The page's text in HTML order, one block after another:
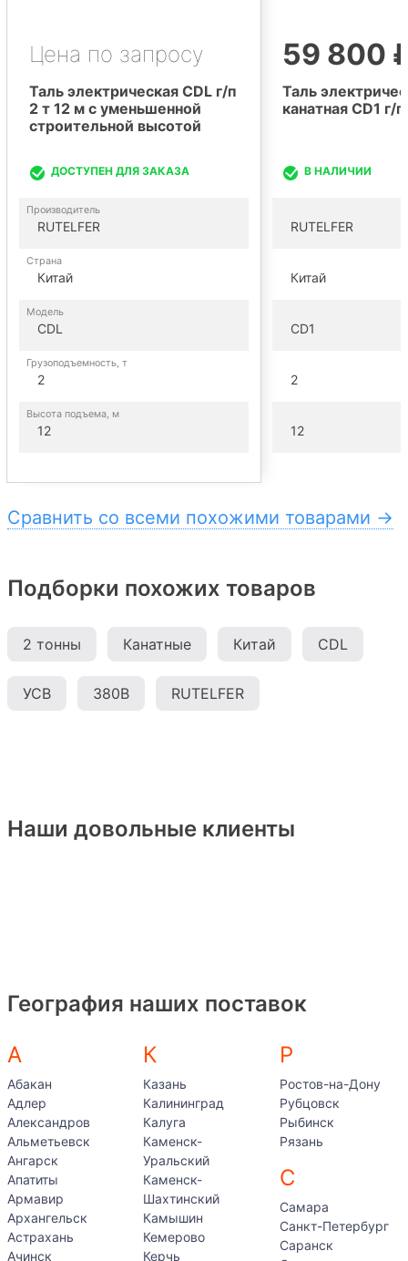
Таль электрическая CDL г/п
2 т 12 м с уменьшенной
строительной высотой
ДОСТУПЕН ДЛЯ ЗАКАЗА
Цена по запросу
Производитель
RUTELFER
Страна
Китай
Модель
CDL
Грузоподъемность, т
2
Высота подъема, м
12
Таль
канатная CD1 г/
В НАЛИЧИИ
59 800
RUTELFER
Китай
CD1
2
12
Сравнить со всеми похожими товарами →
Подборки похожих товаров
2 тонны Канатные Китай CDL
УСВ 380В RUTELFER
Наши довольные клиенты
География наших поставок
А
Абакан
Адлер
Александров
Альметьевск
Ангарск
Апатиты
Армавир
Архангельск
Астрахань
Ачинск
К
Казань
Калининград
Калуга
Каменск-
Уральский
Каменск-
Шахтинский
Камышин
Кемерово
Керчь
Р
Ростов-на-Дону
Рубцовск
Рыбинск
Рязань
С
Самара
Санкт-Петербург
Саранск